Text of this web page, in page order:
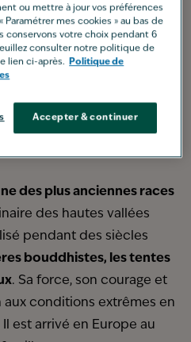
ans
indépendant, méfiant
de types Pinscher et
des races soumises à
des plus anciennes races
des hautes vallées
pendant des siècles
bouddhistes, les tentes
. Sa force, son courage et
aux conditions extrêmes en
est arrivé en Europe au
ou mettre à jour vos préférences
mes cookies » au bas de
conservons votre choix pendant 6
consulter notre politique de
lien ci-après.
Politique de
Accepter & continuer